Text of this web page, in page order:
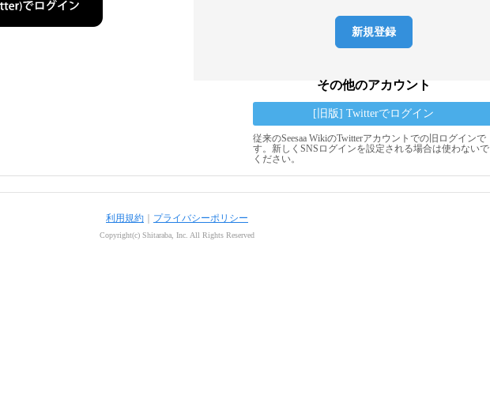
新規登録
その他のアカウント
[旧版] Twitterでログイン
従来のSeesaa WikiのTwitterアカウントでの旧ログインで
す。新しくSNSログインを設定される場合は使わないで
ください。
利用規約 プライバシーポリシー
Copyright(c) Shitaraba, Inc. All Rights Reserved